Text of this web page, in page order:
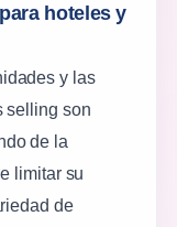
hoteles y
y las
selling son
de la
limitar su
de